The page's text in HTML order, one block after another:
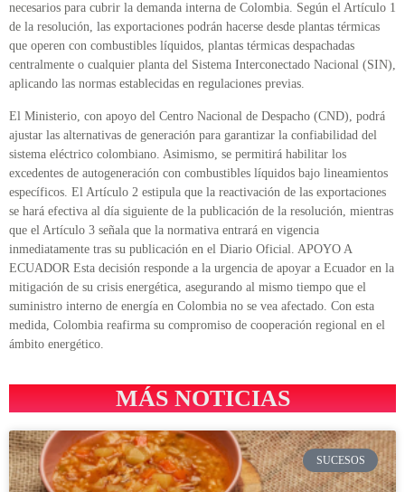
necesarios para cubrir la demanda interna de Colombia. Según el Artículo 1
de la resolución, las exportaciones podrán hacerse desde plantas térmicas
que operen con combustibles líquidos, plantas térmicas despachadas
centralmente o cualquier planta del Sistema Interconectado Nacional (SIN),
aplicando las normas establecidas en regulaciones previas.
El Ministerio, con apoyo del Centro Nacional de Despacho (CND), podrá
ajustar las alternativas de generación para garantizar la confiabilidad del
sistema eléctrico colombiano. Asimismo, se permitirá habilitar los
excedentes de autogeneración con combustibles líquidos bajo lineamientos
específicos. El Artículo 2 estipula que la reactivación de las exportaciones
se hará efectiva al día siguiente de la publicación de la resolución, mientras
que el Artículo 3 señala que la normativa entrará en vigencia
inmediatamente tras su publicación en el Diario Oficial. APOYO A
ECUADOR Esta decisión responde a la urgencia de apoyar a Ecuador en la
mitigación de su crisis energética, asegurando al mismo tiempo que el
suministro interno de energía en Colombia no se vea afectado. Con esta
medida, Colombia reafirma su compromiso de cooperación regional en el
ámbito energético.
MÁS NOTICIAS
SUCESOS